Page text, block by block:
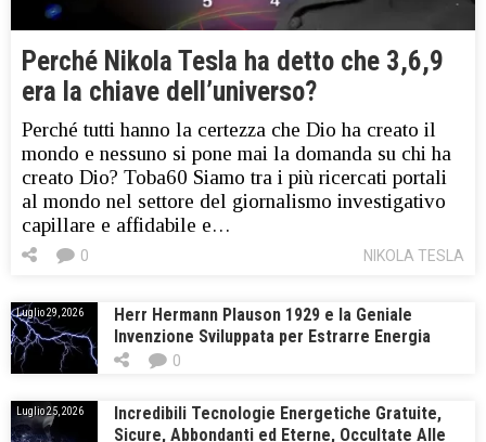
Perché Nikola Tesla ha detto che 3,6,9
era la chiave dell’universo?
Perché tutti hanno la certezza che Dio ha creato il
mondo e nessuno si pone mai la domanda su chi ha
creato Dio? Toba60 Siamo tra i più ricercati portali
al mondo nel settore del giornalismo investigativo
capillare e affidabile e…
NIKOLA TESLA
0
Luglio 29, 2026
Herr Hermann Plauson 1929 e la Geniale
Invenzione Sviluppata per Estrarre Energia
Elettrica dall’Atmosfera
0
Luglio 25, 2026
Incredibili Tecnologie Energetiche Gratuite,
Sicure, Abbondanti ed Eterne, Occultate Alle